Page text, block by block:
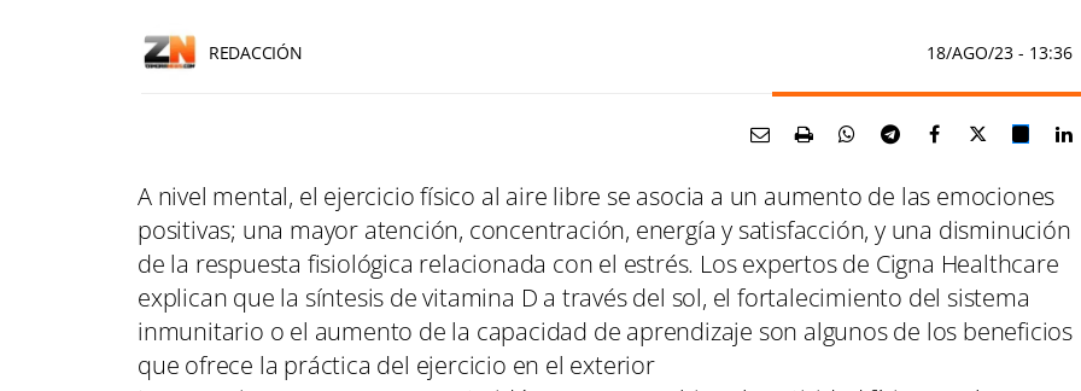
REDACCIÓN 18/AGO/23 - 13:36
A nivel mental, el ejercicio físico al aire libre se asocia a un aumento de las emociones
positivas; una mayor atención, concentración, energía y satisfacción, y una disminución
de la respuesta fisiológica relacionada con el estrés. Los expertos de Cigna Healthcare
explican que la síntesis de vitamina D a través del sol, el fortalecimiento del sistema
inmunitario o el aumento de la capacidad de aprendizaje son algunos de los beneficios
que ofrece la práctica del ejercicio en el exterior